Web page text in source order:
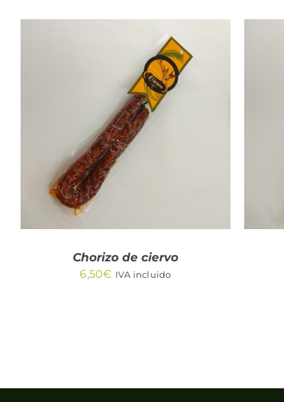
AÑADIR AL CARRITO
QUICK VIEW
Chorizo de ciervo
6,50€ IVA incluido